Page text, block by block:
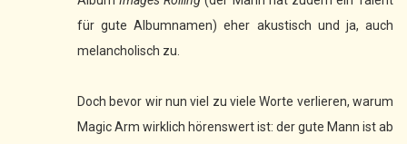
für gute Albumnamen) eher akustisch und ja, auch
melancholisch zu.
Doch bevor wir nun viel zu viele Worte verlieren, warum
Magic Arm wirklich hörenswert ist: der gute Mann ist ab